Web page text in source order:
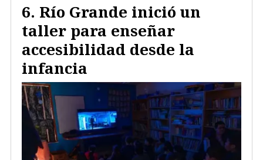
Río Grande inició un
taller para enseñar
accesibilidad desde la
infancia